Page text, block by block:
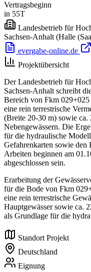
Vertragsbeginn
in 55T
Landesbetrieb für
Sachsen-Anhalt (Halle
evergabe-online.de
Projektübersicht
Der Landesbetrieb für
Sachsen-Anhalt schreibt
Bereich von Fkm
eine rein terrestrische
(Breite 20-30 m) sowie
Nebengewässern. Die
für die hydraulische
Gefahrenkarten sowie den
Arbeiten beginnen am
abgeschlossen sein.
Erarbeitung der
für die Bode von Fkm
eine rein terrestrische
Hauptgewässer sowie ca.
als Grundlage für die
Standort Projekt
Deutschland
Eignung